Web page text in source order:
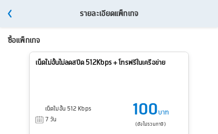
รายละเอียดแพ็กเกจ
ซื้อแพ็กเกจ
เน็ตไม่อั้นไม่ลดสปีด 512Kbps + โทรฟรีในเครือข่าย
เน็ตไม่อั้น 512 Kbps
7 วัน
100บาท
(ยังไม่รวมภาษี)